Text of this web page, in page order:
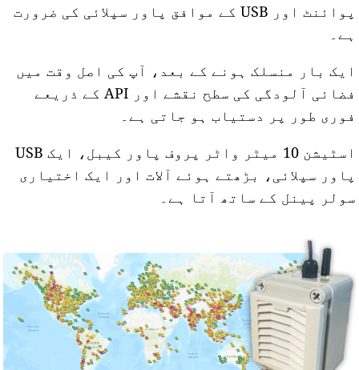
پوائنٹ اور USB کے موافق پاور سپلائی کی ضرورت
ہے۔
ایک بار منسلک ہونے کے بعد، آپ کی اصل وقت میں
فضائی آلودگی کی سطح نقشے اور API کے ذریعے
فوری طور پر دستیاب ہو جاتی ہے۔
اسٹیشن 10 میٹر واٹر پروف پاور کیبل، ایک USB
پاور سپلائی، بڑھتے ہوئے آلات اور ایک اختیاری
سولر پینل کے ساتھ آتا ہے۔